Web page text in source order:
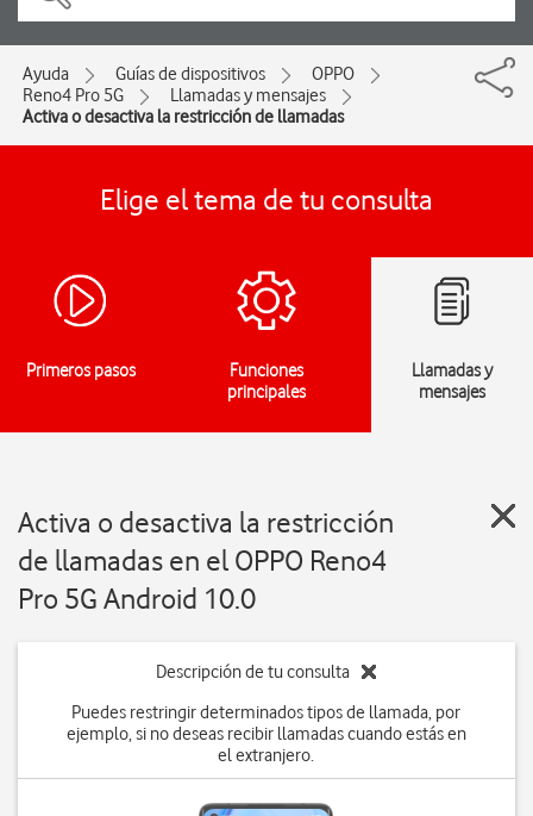
Ayuda Guías de dispositivos
OPPO
Reno4 Pro 5G
Llamadas y mensajes
Activa o desactiva la restricción de llamadas
Elige el tema de tu consulta
Primeros pasos
Funciones
principales
Llamadas y
mensajes
Activa o desactiva la restricción
de llamadas en el OPPO Reno4
Pro 5G Android 10.0
Descripción de tu consulta
Puedes restringir determinados tipos de llamada, por
ejemplo, si no deseas recibir llamadas cuando estás en
el extranjero.